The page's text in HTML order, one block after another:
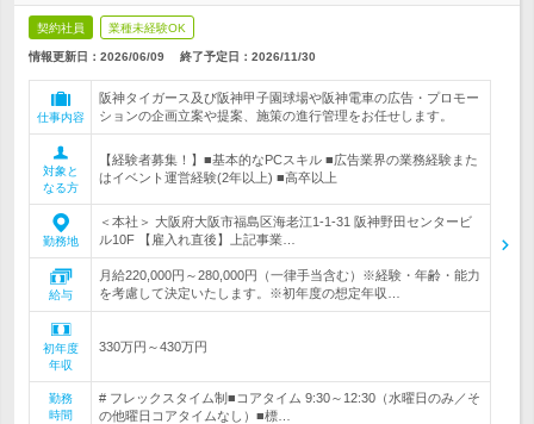
契約社員 業種未経験OK
情報更新日：2026/06/09 終了予定日： 2026/11/30
仕事内容
阪神タイガース及び阪神甲子園球場や阪神電車の広告・プロモー
ションの企画立案や提案、施策の進行管理をお任せします。
対象と
なる方
【経験者募集！】■基本的なPCスキル ■広告業界の業務経験また
はイベント運営経験(2年以上) ■高卒以上
勤務地
＜本社＞ 大阪府大阪市福島区海老江1-1-31 阪神野田センタービ
ル10F 【雇入れ直後】上記事業…
給与
月給220,000円～280,000円（一律手当含む）※経験・年齢・能力
を考慮して決定いたします。※初年度の想定年収…
初年度
年収
330万円～430万円
勤務
時間
# フレックスタイム制■コアタイム 9:30～12:30（水曜日のみ／そ
の他曜日コアタイムなし）■標…